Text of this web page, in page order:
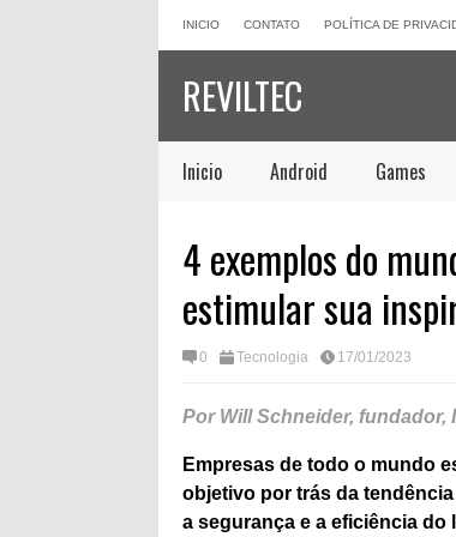
INICIO CONTATO POLÍTICA DE
REVILTEC
Inicio Android Games
4 exemplos do
estimular sua
0 Tecnologia 17/01/2023
Por Will Schneider, fundador,
Empresas de todo o mundo
objetivo por trás da
a segurança e a eficiência